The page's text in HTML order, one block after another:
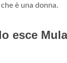
è una donna.
esce